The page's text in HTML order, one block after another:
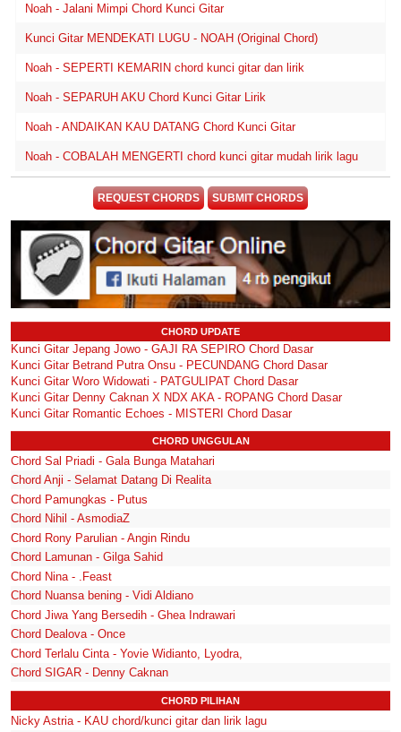
Noah - Jalani Mimpi Chord Kunci Gitar
Kunci Gitar MENDEKATI LUGU - NOAH (Original Chord)
Noah - SEPERTI KEMARIN chord kunci gitar dan lirik
Noah - SEPARUH AKU Chord Kunci Gitar Lirik
Noah - ANDAIKAN KAU DATANG Chord Kunci Gitar
Noah - COBALAH MENGERTI chord kunci gitar mudah lirik lagu
REQUEST CHORDS SUBMIT CHORDS
CHORD UPDATE
Kunci Gitar Jepang Jowo - GAJI RA SEPIRO Chord Dasar
Kunci Gitar Betrand Putra Onsu - PECUNDANG Chord Dasar
Kunci Gitar Woro Widowati - PATGULIPAT Chord Dasar
Kunci Gitar Denny Caknan X NDX AKA - ROPANG Chord Dasar
Kunci Gitar Romantic Echoes - MISTERI Chord Dasar
CHORD UNGGULAN
Chord Sal Priadi - Gala Bunga Matahari
Chord Anji - Selamat Datang Di Realita
Chord Pamungkas - Putus
Chord Nihil - AsmodiaZ
Chord Rony Parulian - Angin Rindu
Chord Lamunan - Gilga Sahid
Chord Nina - .Feast
Chord Nuansa bening - Vidi Aldiano
Chord Jiwa Yang Bersedih - Ghea Indrawari
Chord Dealova - Once
Chord Terlalu Cinta - Yovie Widianto, Lyodra,
Chord SIGAR - Denny Caknan
CHORD PILIHAN
Nicky Astria - KAU chord/kunci gitar dan lirik lagu